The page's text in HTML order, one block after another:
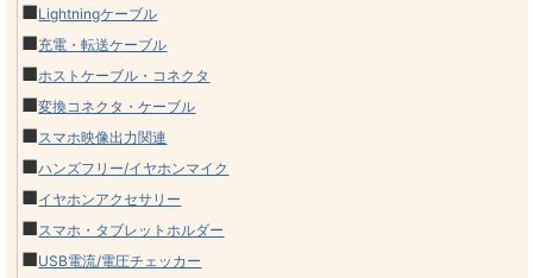
■Lightningケーブル
■充電・転送ケーブル
■ホストケーブル・コネクタ
■変換コネクタ・ケーブル
■スマホ映像出力関連
■ハンズフリー/イヤホンマイク
■イヤホンアクセサリー
■スマホ・タブレットホルダー
■USB電流/電圧チェッカー